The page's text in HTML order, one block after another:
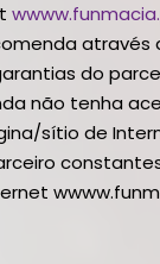
do
não tenha
sítio de